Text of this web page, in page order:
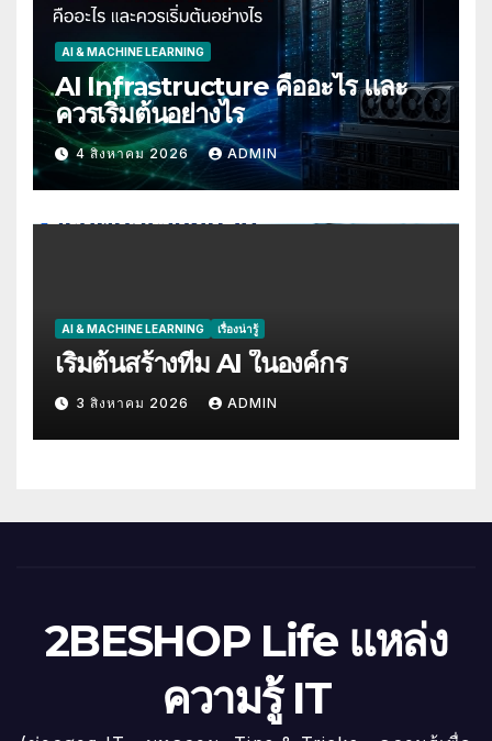
AI & MACHINE LEARNING
AI Infrastructure คืออะไร และ
ควรเริ่มต้นอย่างไร
4 สิงหาคม 2026 ADMIN
AI & MACHINE LEARNING เรื่องน่ารู้
เริ่มต้นสร้างทีม AI ในองค์กร
3 สิงหาคม 2026 ADMIN
2BESHOP Life แหล่ง
ความรู้ IT